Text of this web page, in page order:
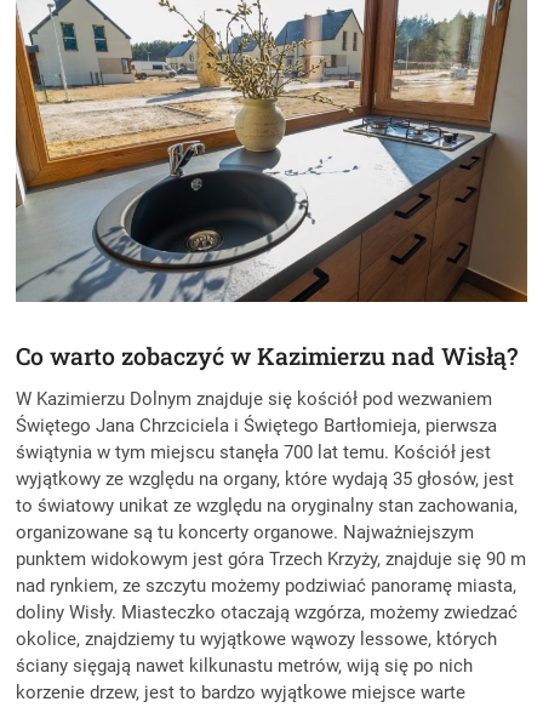
Co warto zobaczyć w Kazimierzu nad Wisłą?
W Kazimierzu Dolnym znajduje się kościół pod wezwaniem
Świętego Jana Chrzciciela i Świętego Bartłomieja, pierwsza
świątynia w tym miejscu stanęła 700 lat temu. Kościół jest
wyjątkowy ze względu na organy, które wydają 35 głosów, jest
to światowy unikat ze względu na oryginalny stan zachowania,
organizowane są tu koncerty organowe. Najważniejszym
punktem widokowym jest góra Trzech Krzyży, znajduje się 90 m
nad rynkiem, ze szczytu możemy podziwiać panoramę miasta,
doliny Wisły. Miasteczko otaczają wzgórza, możemy zwiedzać
okolice, znajdziemy tu wyjątkowe wąwozy lessowe, których
ściany sięgają nawet kilkunastu metrów, wiją się po nich
korzenie drzew, jest to bardzo wyjątkowe miejsce warte